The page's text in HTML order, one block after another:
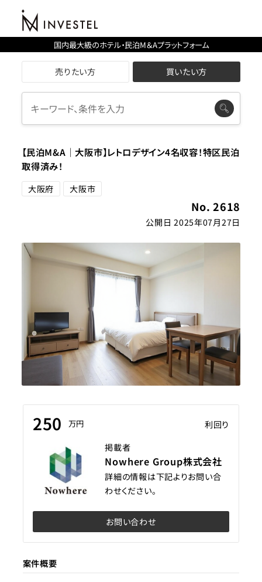
国内最大級のホテル・民泊M＆Aプラットフォーム
売りたい方 買いたい方
【民泊M&A｜大阪市】レトロデザイン4名収容！特区民泊
取得済み！
大阪府 大阪市
No. 2618
公開日 2025年07月27日
250 万円
利回り
掲載者
Nowhere Group株式会社
詳細の情報は下記よりお問い合
わせください。
お問い合わせ
案件概要